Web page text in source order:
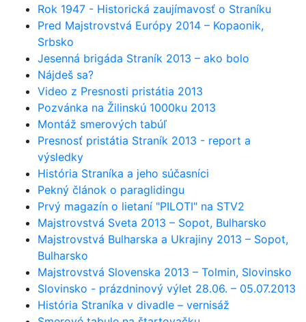
Rok 1947 - Historická zaujímavosť o Straníku
Pred Majstrovstvá Európy 2014 – Kopaonik,
Srbsko
Jesenná brigáda Straník 2013 – ako bolo
Nájdeš sa?
Video z Presnosti pristátia 2013
Pozvánka na Žilinskú 1000ku 2013
Montáž smerových tabúľ
Presnosť pristátia Straník 2013 - report a
výsledky
História Straníka a jeho súčasníci
Pekný článok o paraglidingu
Prvý magazín o lietaní "PILOTI" na STV2
Majstrovstvá Sveta 2013 – Sopot, Bulharsko
Majstrovstvá Bulharska a Ukrajiny 2013 – Sopot,
Bulharsko
Majstrovstvá Slovenska 2013 – Tolmin, Slovinsko
Slovinsko - prázdninový výlet 28.06. – 05.07.2013
História Straníka v divadle – vernisáž